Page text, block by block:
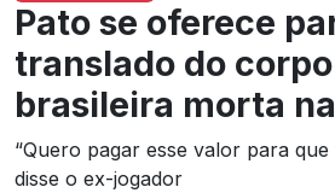
Pato se oferece
translado do
brasileira morta
“Quero pagar esse valor para
disse o ex-jogador